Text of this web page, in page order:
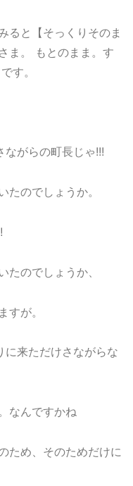
ると【そっくりそのま
ま。 もとのまま。す
す。
がらの町長じゃ!!!
たのでしょうか。
たのでしょうか、
すが。
来ただけさながらな
なんですかね
ため、そのためだけに